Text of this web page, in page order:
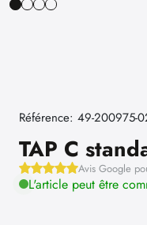
Référence: 49-200975-
TAP C
Avis Google
L'article peut être